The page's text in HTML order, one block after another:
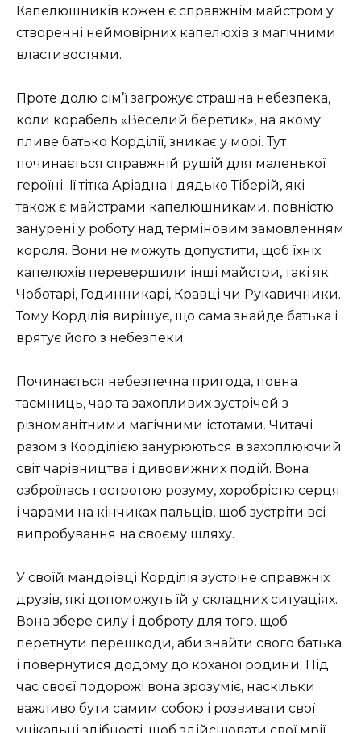
Капелюшників кожен є справжнім майстром у
створенні неймовірних капелюхів з магічними
властивостями.
Проте долю сім’ї загрожує страшна небезпека,
коли корабель «Веселий беретик», на якому
пливе батько Корділії, зникає у морі. Тут
починається справжній рушій для маленької
героїні. Її тітка Аріадна і дядько Тіберій, які
також є майстрами капелюшниками, повністю
занурені у роботу над терміновим замовленням
короля. Вони не можуть допустити, щоб їхніх
капелюхів перевершили інші майстри, такі як
Чоботарі, Годинникарі, Кравці чи Рукавичники.
Тому Корділія вирішує, що сама знайде батька і
врятує його з небезпеки.
Починається небезпечна пригода, повна
таємниць, чар та захопливих зустрічей з
різноманітними магічними істотами. Читачі
разом з Корділією занурюються в захоплюючий
світ чарівництва і дивовижних подій. Вона
озброїлась гостротою розуму, хоробрістю серця
і чарами на кінчиках пальців, щоб зустріти всі
випробування на своєму шляху.
У своїй мандрівці Корділія зустріне справжніх
друзів, які допоможуть їй у складних ситуаціях.
Вона збере силу і доброту для того, щоб
перетнути перешкоди, аби знайти свого батька
і повернутися додому до коханої родини. Під
час своєї подорожі вона зрозуміє, наскільки
важливо бути самим собою і розвивати свої